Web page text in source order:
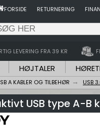
FORSIDE RETURNERING
LEVERING FRA 39 KR
HØJTALER
A KABLER OG TILBEHØR USB
USB type A-B